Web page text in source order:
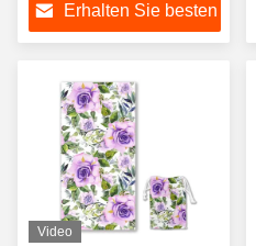
Erhalten Sie besten
Video